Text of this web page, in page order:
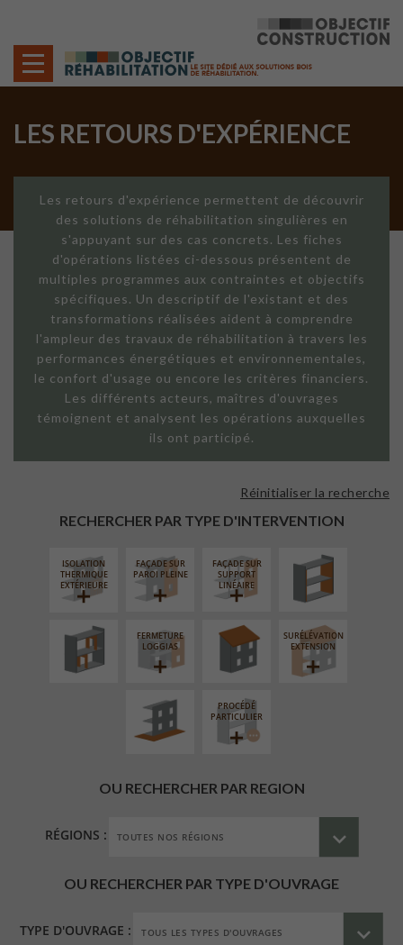
LES RETOURS D'EXPÉRIENCE
Les retours d'expérience permettent de découvrir
des solutions de réhabilitation singulières en
s'appuyant sur des cas concrets. Les fiches
d'opérations listées ci-dessous présentent de
multiples programmes aux contraintes et objectifs
spécifiques. Un descriptif de l'existant et des
transformations réalisées aident à comprendre
l'ampleur des travaux de réhabilitation à travers les
performances énergétiques et environnementales,
le confort d'usage ou encore les critères financiers.
Les différents acteurs, maîtres d'ouvrages
témoignent et analysent les opérations auxquelles
ils ont participé.
RECHERCHER PAR TYPE D'INTERVENTION
Réinitialiser la recherche
ISOLATION
THERMIQUE
EXTÉRIEURE
FAÇADE SUR
PAROI PLEINE
FAÇADE SUR
SUPPORT
LINÉAIRE
ISOLATION
INTÉRIEURE
RÉAMÉNAGEMENT
INTÉRIEUR
FERMETURE
LOGGIAS
RÉFECTION DES
TOITURES
SURÉLÉVATION
EXTENSION
AMÉNAGEMENT
EXTÉRIEUR
PROCÉDÉ
PARTICULIER
OU RECHERCHER PAR REGION
RÉGIONS :
OU RECHERCHER PAR TYPE D'OUVRAGE
TYPE D'OUVRAGE :